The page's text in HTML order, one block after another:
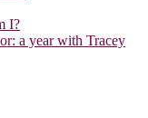
I?
a year with Tracey